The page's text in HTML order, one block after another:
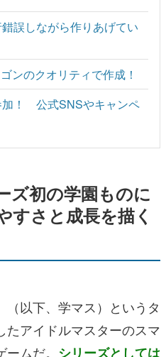
誤しながら作りあげてい
ンのクオリティで作成！
加！ 公式SNSやキャンペ
ズ初の学園ものに
すさと成長を描く
（以下、学マス）というタ
たアイドルマスターのスマ
ムだ。 シリーズとしては